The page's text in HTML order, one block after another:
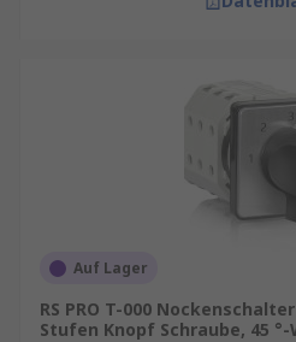
Auf Lager
RS PRO T-000
Stufen Knopf Schraube, 45